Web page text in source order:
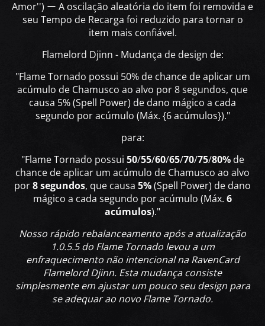
Amor'') ー A oscilação aleatória do item foi removida e
seu Tempo de Recarga foi reduzido para tornar o
item mais confiável.
Flamelord Djinn - Mudança de design de:
"Flame Tornado possui 50% de chance de aplicar um
acúmulo de Chamusco ao alvo por 8 segundos, que
causa 5% (Spell Power) de dano mágico a cada
segundo por acúmulo (Máx. {6 acúmulos})."
para:
"Flame Tornado possui 50/55/60/65/70/75/80%de
chance de aplicar um acúmulo de Chamusco ao alvo
por8 segundos, que causa 5%(Spell Power) de dano
mágico a cada segundo por acúmulo (Máx. 6
acúmulos)."
Nosso rápido rebalanceamento após a atualização
1.0.5.5 do Flame Tornado levou a um
enfraquecimento não intencional na RavenCard
Flamelord Djinn. Esta mudança consiste
simplesmente em ajustar um pouco seu design para
se adequar ao novo Flame Tornado.